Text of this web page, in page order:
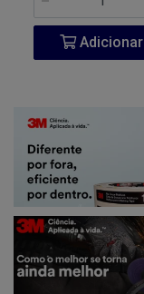
Adicionar